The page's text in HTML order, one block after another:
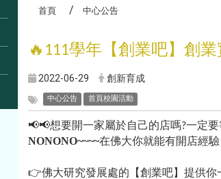
首頁 中心公告
🔥 111學年【創業吧】創
2022-06-29 創新育成
中心公告 首頁校園活動
📢📢想要開一家屬於自己的店嗎?一定
NONONO~~~~在佛大你就能有開店經驗
👉佛大研究發展處的【創業吧】提供